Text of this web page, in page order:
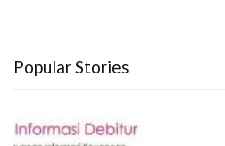
Popular Stories